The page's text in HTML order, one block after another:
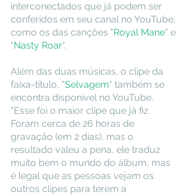
interconectados que já podem ser
conferidos em seu canal no YouTube,
como os das canções "Royal Mane" e
"Nasty Roar".
Além das duas músicas, o clipe da
faixa-título, "Selvagem" também se
encontra disponível no YouTube.
"Esse foi o maior clipe que já fiz.
Foram cerca de 26 horas de
gravação (em 2 dias), mas o
resultado valeu a pena, ele traduz
muito bem o mundo do álbum, mas
é legal que as pessoas vejam os
outros clipes para terem a